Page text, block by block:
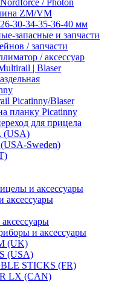
/ Photon
ZM/VM
30-34-35-36-40 мм
запасные и запчасти
/ запчасти
/ аксессуар
| Blaser
Picatinny/Blaser
планку Picatinny
для прицела
(USA)
Sweden)
и аксессуары
аксессуары
и аксессуары
(UK)
(USA)
STICKS (FR)
LX (CAN)